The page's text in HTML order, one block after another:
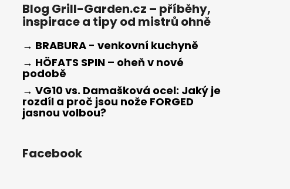
Blog Grill-Garden.cz – příběhy,
inspirace a tipy od mistrů ohně
→ BRABURA - venkovní kuchyně
→ HÖFATS SPIN – oheň v nové
podobě
→ VG10 vs. Damašková ocel: Jaký je
rozdíl a proč jsou nože FORGED
jasnou volbou?
Facebook